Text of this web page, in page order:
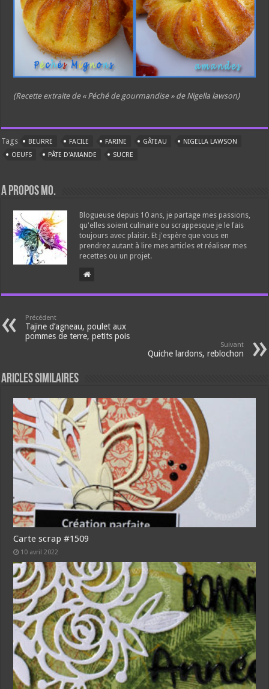
(Recette extraite de « Péché de gourmandise » de Nigella lawson)
Tags BEURRE FACILE FARINE GÂTEAU
NIGELLA LAWSON
OEUFS
PÂTE D'AMANDE SUCRE
A propos Mo.
Blogueuse depuis 10 ans, je partage mes passions,
qu'elles soient culinaire ou scrappesque je le fais
toujours avec plaisir. Et j'espère que vous en
prendrez autant à lire mes articles et réaliser mes
recettes ou un projet.
Précédent
Tajine d’agneau, poulet aux
pommes de terre, petits pois
Suivant
Quiche lardons, reblochon
Aricles similaires
Carte scrap #1509
10 avril 2022